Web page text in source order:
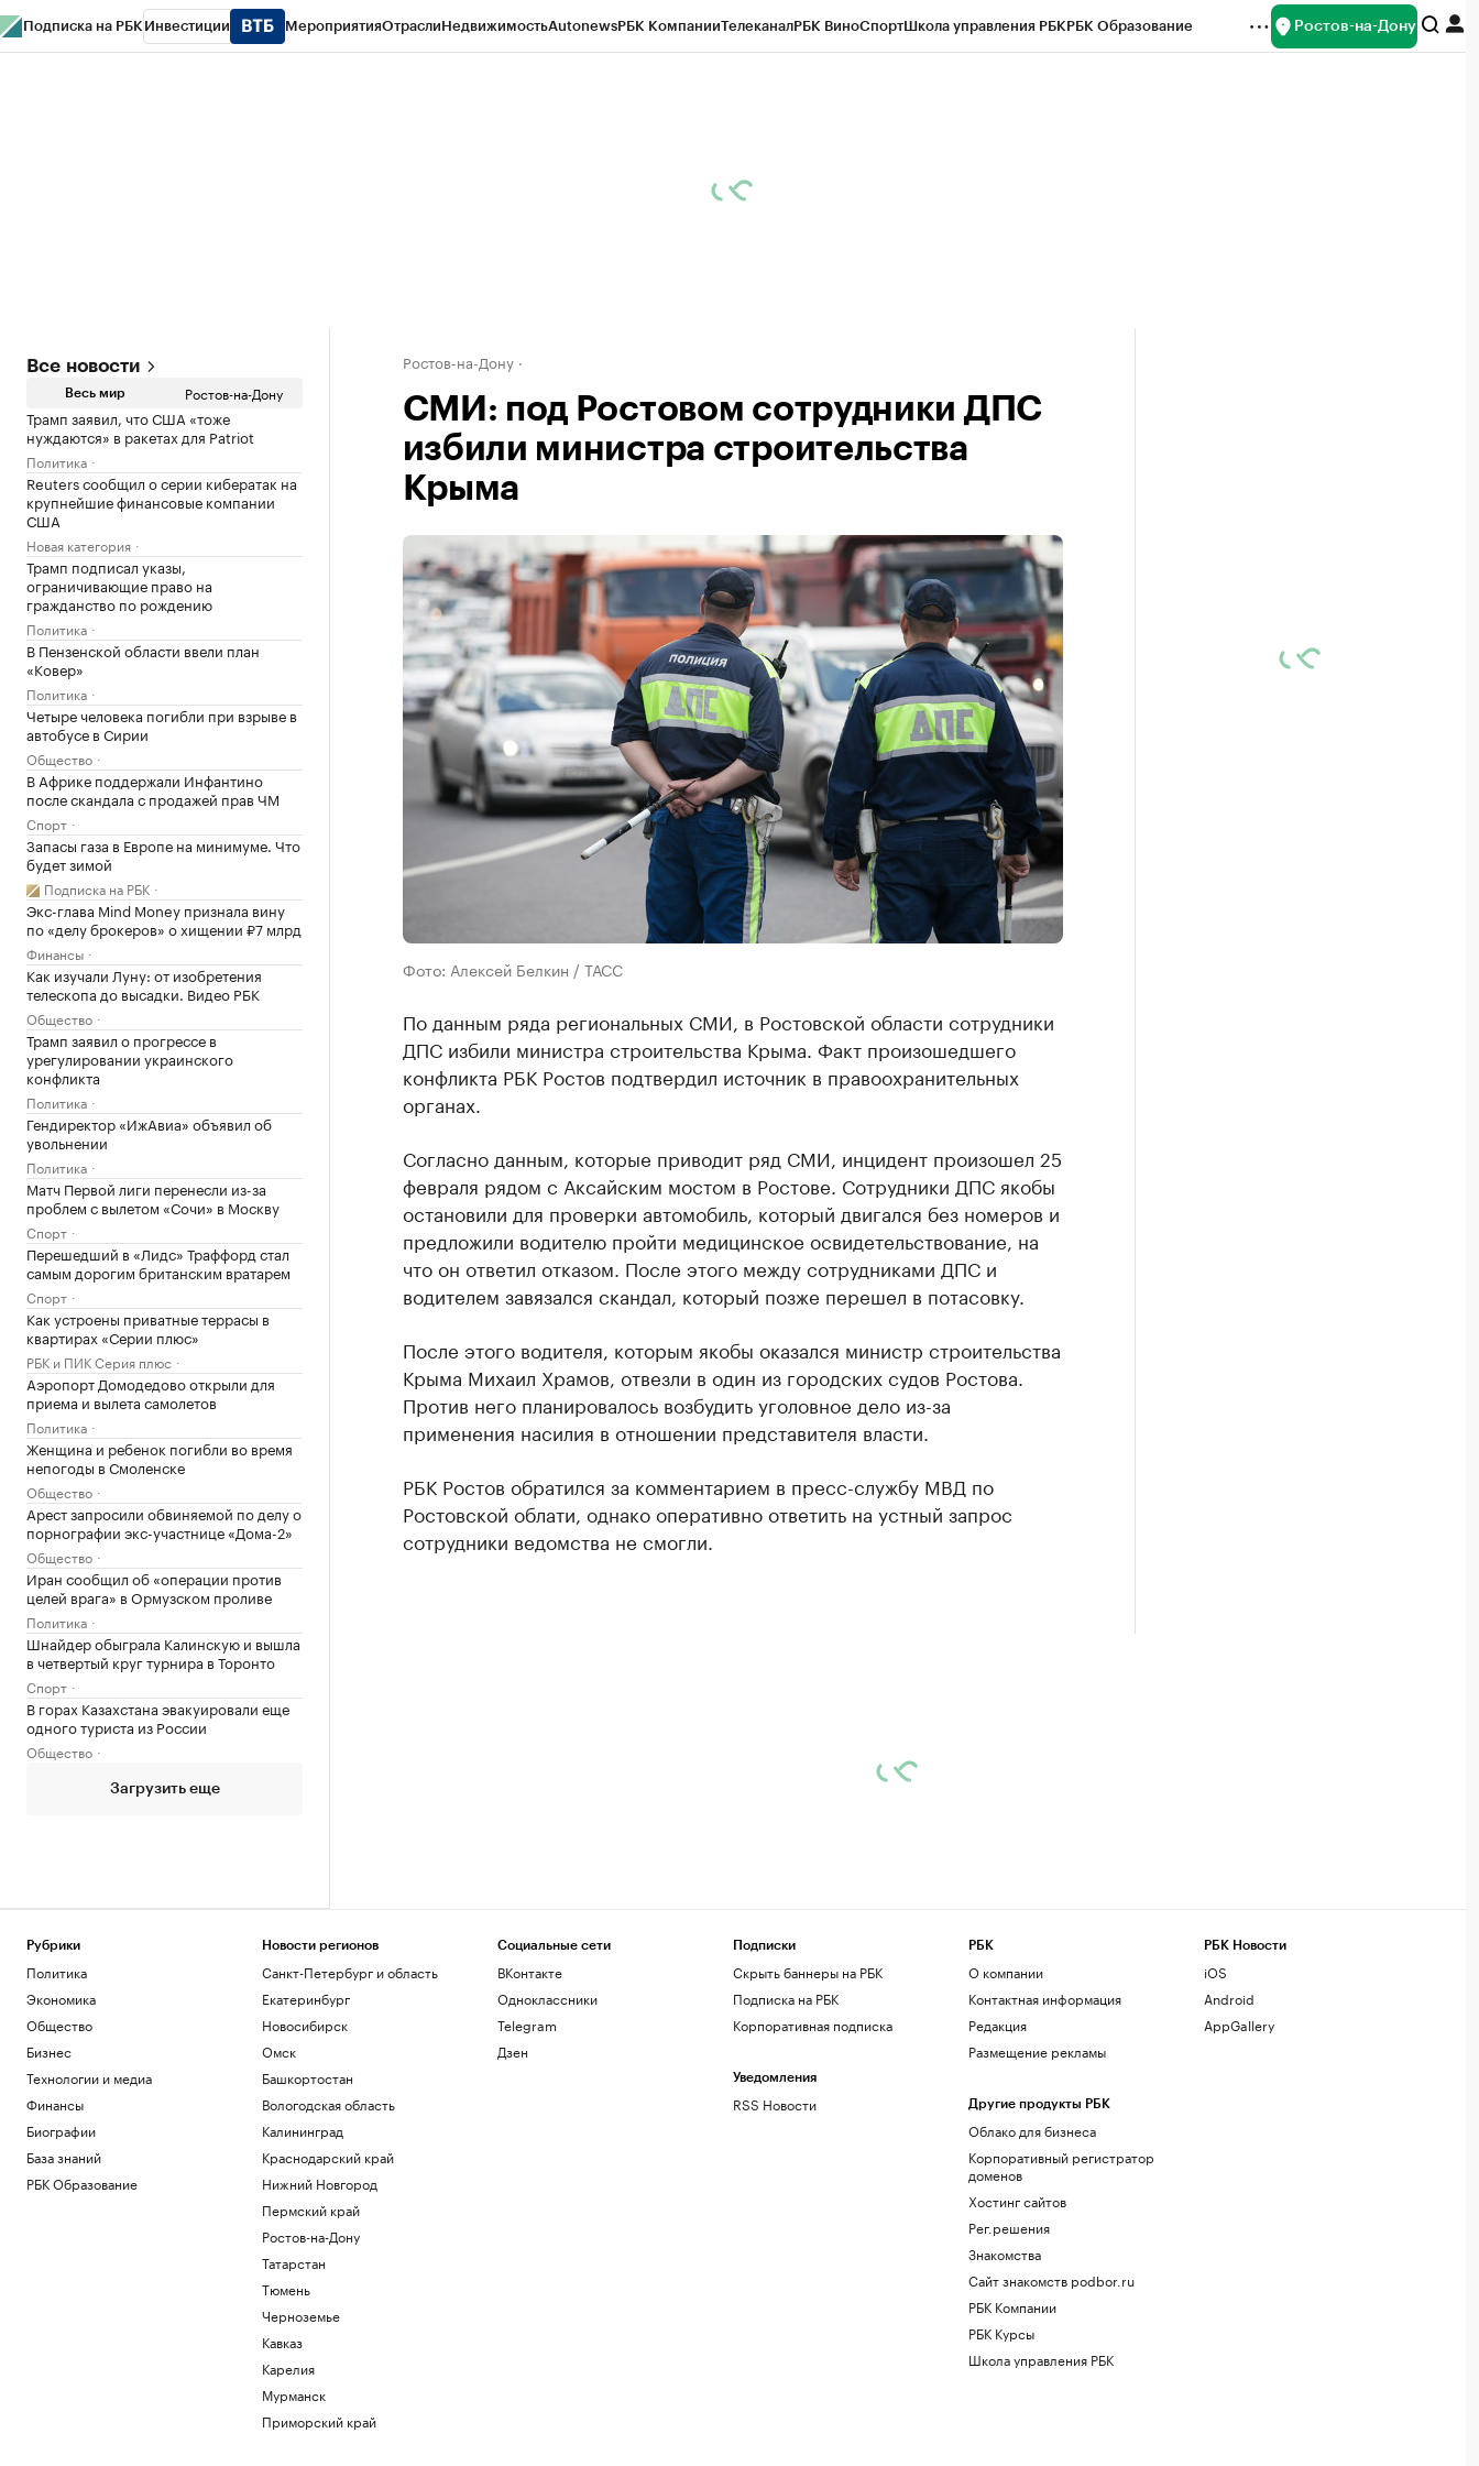
Подписка на РБК Инвестиции МероприятияОтраслиНедвижимостьAutonewsРБК КомпанииТелеканалРБК ВиноСпортШкола управления РБКРБК Образование Ростов-на-Дону
Все новости
Весь мир Ростов-на-Дону
Трамп заявил, что США «тоже
нуждаются» в ракетах для Patriot
Политика
Reuters сообщил о серии кибератак на
крупнейшие финансовые компании
США
Новая категория
Трамп подписал указы,
ограничивающие право на
гражданство по рождению
Политика
В Пензенской области ввели план
«Ковер»
Политика
Четыре человека погибли при взрыве в
автобусе в Сирии
Общество
В Африке поддержали Инфантино
после скандала с продажей прав ЧМ
Спорт
Запасы газа в Европе на минимуме. Что
будет зимой
Подписка на РБК
Экс-глава Mind Money признала вину
по «делу брокеров» о хищении ₽7 млрд
Финансы
Как изучали Луну: от изобретения
телескопа до высадки. Видео РБК
Общество
Трамп заявил о прогрессе в
урегулировании украинского
конфликта
Политика
Гендиректор «ИжАвиа» объявил об
увольнении
Политика
Матч Первой лиги перенесли из-за
проблем с вылетом «Сочи» в Москву
Спорт
Перешедший в «Лидс» Траффорд стал
самым дорогим британским вратарем
Спорт
Как устроены приватные террасы в
квартирах «Серии плюс»
РБК и ПИК Серия плюс
Аэропорт Домодедово открыли для
приема и вылета самолетов
Политика
Женщина и ребенок погибли во время
непогоды в Смоленске
Общество
Арест запросили обвиняемой по делу о
порнографии экс-участнице «Дома-2»
Общество
Иран сообщил об «операции против
целей врага» в Ормузском проливе
Политика
Шнайдер обыграла Калинскую и вышла
в четвертый круг турнира в Торонто
Спорт
В горах Казахстана эвакуировали еще
одного туриста из России
Общество
Загрузить еще
Ростов-на-Дону
СМИ: под Ростовом сотрудники ДПС
избили министра строительства
Крыма
Фото: Алексей Белкин / ТАСС
По данным ряда региональных СМИ, в Ростовской области сотрудники
ДПС избили министра строительства Крыма. Факт произошедшего
конфликта РБК Ростов подтвердил источник в правоохранительных
органах.
Согласно данным, которые приводит ряд СМИ, инцидент произошел 25
февраля рядом с Аксайским мостом в Ростове. Сотрудники ДПС якобы
остановили для проверки автомобиль, который двигался без номеров и
предложили водителю пройти медицинское освидетельствование, на
что он ответил отказом. После этого между сотрудниками ДПС и
водителем завязался скандал, который позже перешел в потасовку.
После этого водителя, которым якобы оказался министр строительства
Крыма Михаил Храмов, отвезли в один из городских судов Ростова.
Против него планировалось возбудить уголовное дело из-за
применения насилия в отношении представителя власти.
РБК Ростов обратился за комментарием в пресс-службу МВД по
Ростовской облати, однако оперативно ответить на устный запрос
сотрудники ведомства не смогли.
Рубрики
Политика
Экономика
Общество
Бизнес
Технологии и медиа
Финансы
Биографии
База знаний
РБК Образование
Новости регионов
Санкт-Петербург и область
Екатеринбург
Новосибирск
Омск
Башкортостан
Вологодская область
Калининград
Краснодарский край
Нижний Новгород
Пермский край
Ростов-на-Дону
Татарстан
Тюмень
Черноземье
Кавказ
Карелия
Мурманск
Приморский край
Социальные сети
ВКонтакте
Одноклассники
Telegram
Дзен
Подписки
Скрыть баннеры на РБК
Подписка на РБК
Корпоративная подписка
Уведомления
RSS Новости
РБК
О компании
Контактная информация
Редакция
Размещение рекламы
Другие продукты РБК
Облако для бизнеса
Корпоративный регистратор
доменов
Хостинг сайтов
Рег.решения
Знакомства
Сайт знакомств podbor.ru
РБК Компании
РБК Курсы
Школа управления РБК
РБК Новости
iOS
Android
AppGallery